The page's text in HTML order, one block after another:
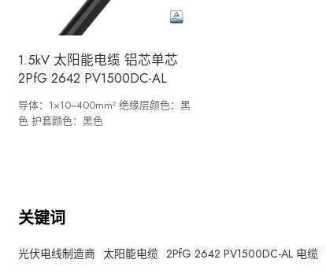
1.5kV 太阳能电缆 铝芯单芯
2PfG 2642 PV1500DC-AL
导体：1×10~400mm² 绝缘层颜色：黑
色 护套颜色：黑色
关键词
光伏电线制造商 太阳能电缆 2PfG 2642 PV1500DC-AL 电缆